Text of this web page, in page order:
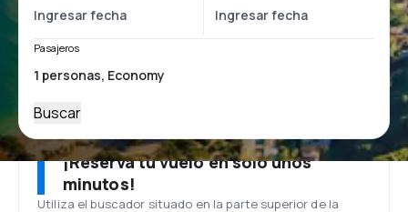
Pasajeros
Buscar
¡Reserva tu vuelo en solo unos
minutos!
Utiliza el buscador situado en la parte superior de la